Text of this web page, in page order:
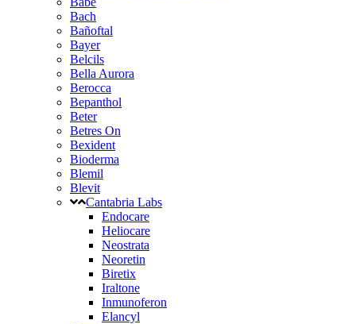
Bach
Bañoftal
Bayer
Belcils
Bella Aurora
Berocca
Bepanthol
Beter
Betres On
Bexident
Bioderma
Blemil
Blevit
Cantabria Labs
Endocare
Heliocare
Neostrata
Neoretin
Biretix
Iraltone
Inmunoferon
Elancyl